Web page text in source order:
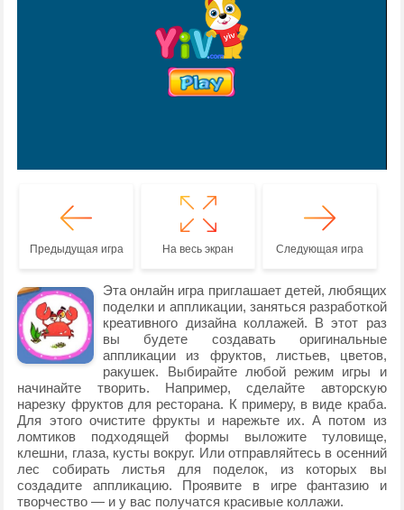
Предыдущая игра На весь экран Следующая игра
Эта онлайн игра приглашает детей, любящих
поделки и аппликации, заняться разработкой
креативного дизайна коллажей. В этот раз
вы будете создавать оригинальные
аппликации из фруктов, листьев, цветов,
ракушек. Выбирайте любой режим игры и
начинайте творить. Например, сделайте авторскую
нарезку фруктов для ресторана. К примеру, в виде краба.
Для этого очистите фрукты и нарежьте их. А потом из
ломтиков подходящей формы выложите туловище,
клешни, глаза, кусты вокруг. Или отправляйтесь в осенний
лес собирать листья для поделок, из которых вы
создадите аппликацию. Проявите в игре фантазию и
творчество — и у вас получатся красивые коллажи.